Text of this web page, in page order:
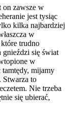
on zawsze w
jest tysiąc
kilka najbardziej
w
trudno
się świat
w
tamtędy, mijamy
Stwarza to
Nie trzeba
się ubierać,